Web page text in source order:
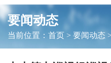
要闻动态
当前位置： 首页> 要闻动态